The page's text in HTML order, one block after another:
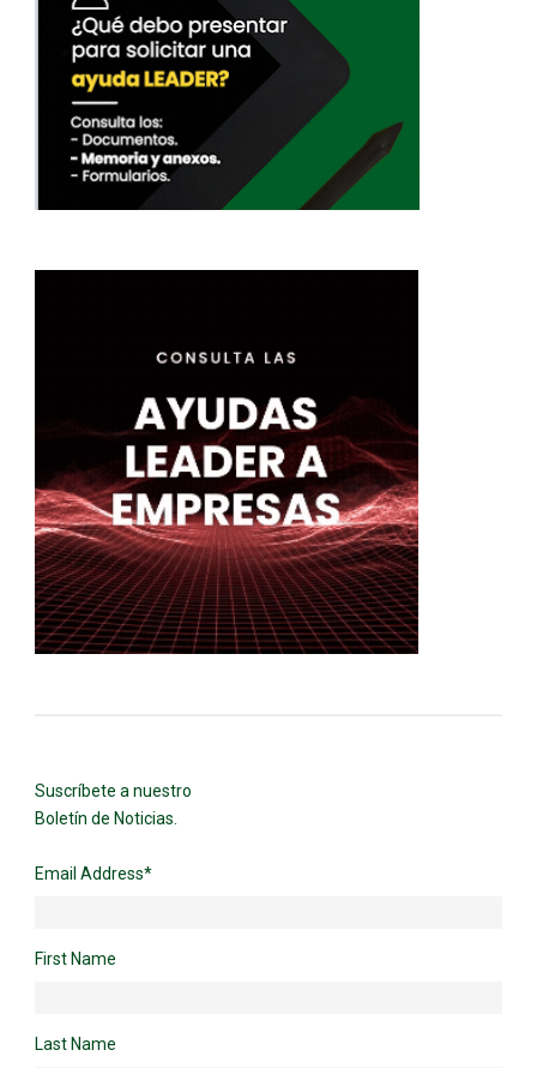
Suscríbete a nuestro
Boletín de Noticias.
Email Address*
First Name
Last Name